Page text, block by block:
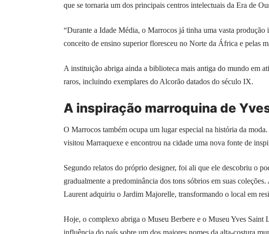
que se tornaria um dos principais centros intelectuais da Era de
“Durante a Idade Média, o Marrocos já tinha uma vasta
conceito de ensino superior floresceu no Norte da África e pelas
A instituição abriga ainda a biblioteca mais antiga do mundo em
raros, incluindo exemplares do Alcorão datados do século IX.
A inspiração marroquina de
O Marrocos também ocupa um lugar especial na história da
visitou Marraquexe e encontrou na cidade uma nova fonte de
Segundo relatos do próprio designer, foi ali que ele descobriu o
gradualmente a predominância dos tons sóbrios em suas
Laurent adquiriu o Jardim Majorelle, transformando o local em
Hoje, o complexo abriga o Museu Berbere e o Museu Yves Saint
influência do país sobre um dos maiores nomes da alta-costura